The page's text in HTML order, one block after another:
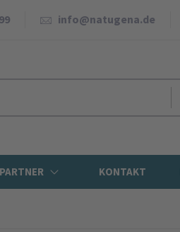
info@natugena.de
PARTNER KONTAKT